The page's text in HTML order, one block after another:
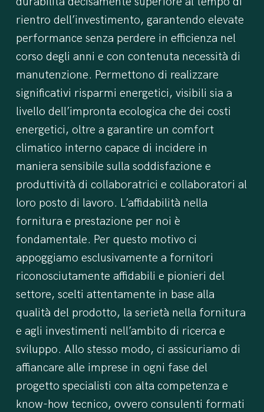
rientro dell’investimento, garantendo elevate
performance senza perdere in efficienza nel
corso degli anni e con contenuta necessità di
manutenzione. Permettono di realizzare
significativi risparmi energetici, visibili sia a
livello dell’impronta ecologica che dei costi
energetici, oltre a garantire un comfort
climatico interno capace di incidere in
maniera sensibile sulla soddisfazione e
produttività di collaboratrici e collaboratori al
loro posto di lavoro. L’affidabilità nella
fornitura e prestazione per noi è
fondamentale. Per questo motivo ci
appoggiamo esclusivamente a fornitori
riconosciutamente affidabili e pionieri del
settore, scelti attentamente in base alla
qualità del prodotto, la serietà nella fornitura
e agli investimenti nell’ambito di ricerca e
sviluppo. Allo stesso modo, ci assicuriamo di
affiancare alle imprese in ogni fase del
progetto specialisti con alta competenza e
know-how tecnico, ovvero consulenti formati